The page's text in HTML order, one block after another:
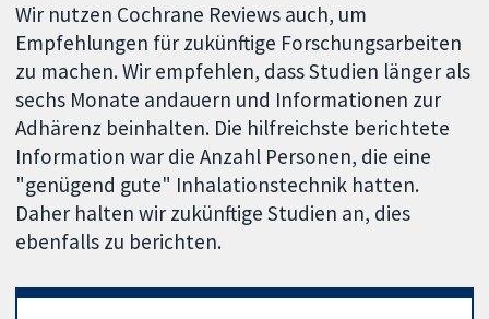
Wir nutzen Cochrane Reviews auch, um
Empfehlungen für zukünftige Forschungsarbeiten
zu machen. Wir empfehlen, dass Studien länger als
sechs Monate andauern und Informationen zur
Adhärenz beinhalten. Die hilfreichste berichtete
Information war die Anzahl Personen, die eine
"genügend gute" Inhalationstechnik hatten.
Daher halten wir zukünftige Studien an, dies
ebenfalls zu berichten.